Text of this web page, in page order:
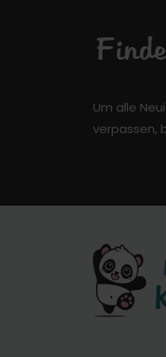
Um alle
verpassen,